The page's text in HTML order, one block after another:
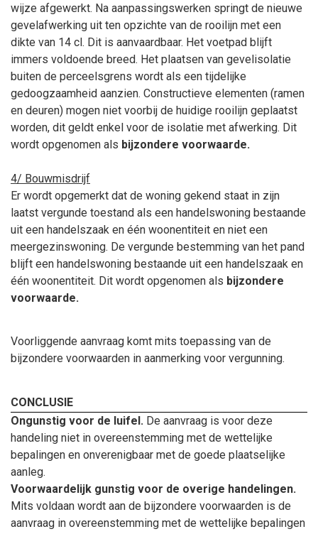
wijze afgewerkt. Na aanpassingswerken springt de nieuwe
gevelafwerking uit ten opzichte van de rooilijn met een
dikte van 14 cl. Dit is aanvaardbaar. Het voetpad blijft
immers voldoende breed. Het plaatsen van gevelisolatie
buiten de perceelsgrens wordt als een tijdelijke
gedoogzaamheid aanzien. Constructieve elementen (ramen
en deuren) mogen niet voorbij de huidige rooilijn geplaatst
worden, dit geldt enkel voor de isolatie met afwerking. Dit
wordt opgenomen als bijzondere voorwaarde.
4/ Bouwmisdrijf
Er wordt opgemerkt dat de woning gekend staat in zijn
laatst vergunde toestand als een handelswoning bestaande
uit een handelszaak en één woonentiteit en niet een
meergezinswoning. De vergunde bestemming van het pand
blijft een handelswoning bestaande uit een handelszaak en
één woonentiteit. Dit wordt opgenomen als bijzondere
voorwaarde.
Voorliggende aanvraag komt mits toepassing van de
bijzondere voorwaarden in aanmerking voor vergunning.
CONCLUSIE
Ongunstig voor de luifel. De aanvraag is voor deze
handeling niet in overeenstemming met de wettelijke
bepalingen en onverenigbaar met de goede plaatselijke
aanleg.
Voorwaardelijk gunstig voor de overige handelingen.
Mits voldaan wordt aan de bijzondere voorwaarden is de
aanvraag in overeenstemming met de wettelijke bepalingen